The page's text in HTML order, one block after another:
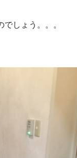
しょう。。。